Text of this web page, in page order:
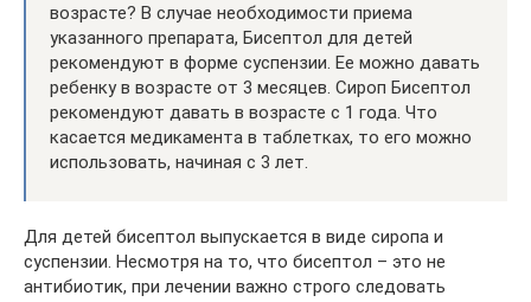
возрасте? В случае необходимости приема
указанного препарата, Бисептол для детей
рекомендуют в форме суспензии. Ее можно давать
ребенку в возрасте от 3 месяцев. Сироп Бисептол
рекомендуют давать в возрасте с 1 года. Что
касается медикамента в таблетках, то его можно
использовать, начиная с 3 лет.
Для детей бисептол выпускается в виде сиропа и
суспензии. Несмотря на то, что бисептол – это не
антибиотик, при лечении важно строго следовать